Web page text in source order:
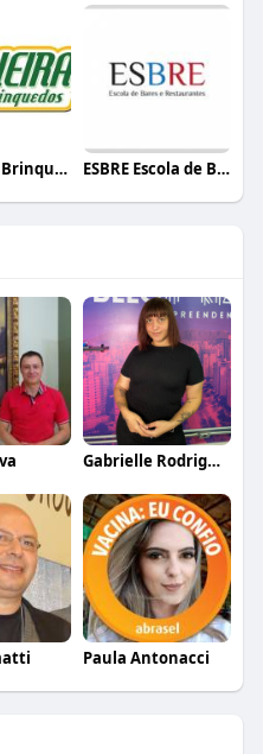
Nogueira Brinquedos ESBRE Escola de Bares e Restaurantes
Gabrielle Rodrigues
Paula Antonacci